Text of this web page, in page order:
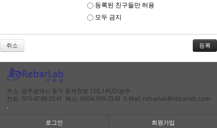
등록된 친구들만 허용
모두 금지
취소
주소. 광주광역시 동구 동계천로 150, I-PLEX광주
전화. 070-4798-2541 팩스. 0504-393-2541 E-Mail. rebarlab@rebarlab.com
.
로그인
회원가입